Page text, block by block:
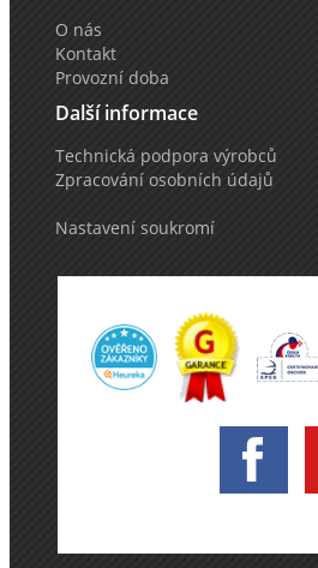
O nás
Kontakt
Provozní doba
Další informace
Technická podpora výrobců
Zpracování osobních údajů
Nastavení soukromí